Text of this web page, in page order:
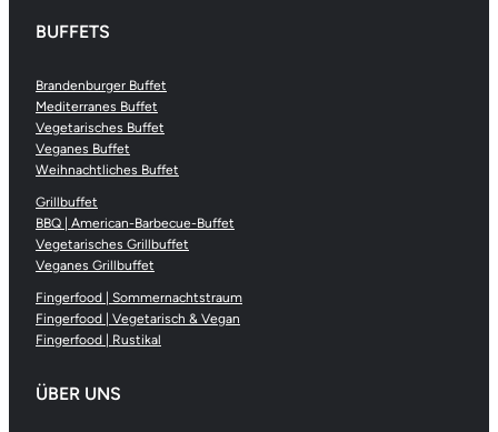
BUFFETS
Brandenburger Buffet
Mediterranes Buffet
Vegetarisches Buffet
Veganes Buffet
Weihnachtliches Buffet
Grillbuffet
BBQ | American-Barbecue-Buffet
Vegetarisches Grillbuffet
Veganes Grillbuffet
Fingerfood | Sommernachtstraum
Fingerfood | Vegetarisch & Vegan
Fingerfood | Rustikal
ÜBER UNS